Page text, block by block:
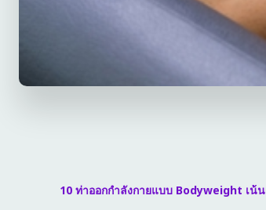
10 ท่าออกกำลังกายแบบ Bodyweight เน้